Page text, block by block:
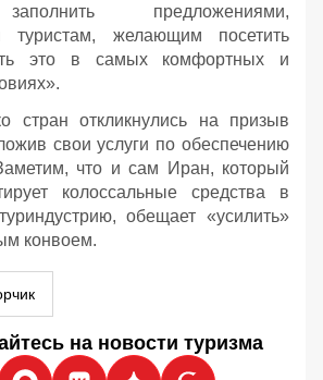
предложениями,
туристам, желающим посетить
это в самых комфортных и
стран откликнулись на призыв
свои услуги по обеспечению
что и сам Иран, который
колоссальные средства в
обещает «усилить»
конвоем.
на новости туризма